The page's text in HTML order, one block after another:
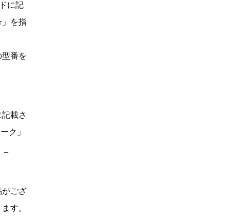
に記
」を指
番を
載さ
ク」
がござ
す。